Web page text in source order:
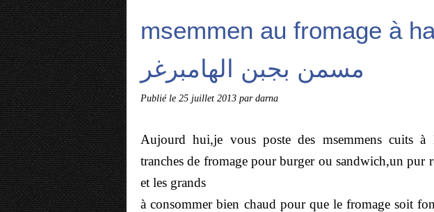
msemmen au fromage à
مسمن بجبن الهامبرغر
Publié le 25 juillet 2013 par darna
Aujourd hui,je vous poste des msemmens cuits à
tranches de fromage pour burger ou sandwich,un pur
et les grands
à consommer bien chaud pour que le fromage soit